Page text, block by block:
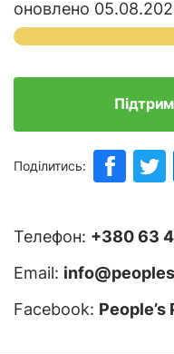
оновлено
Поділитись:
Телефон: +380 63
Email:
Facebook: